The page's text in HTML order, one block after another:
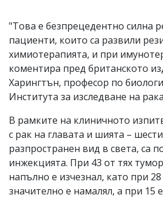
"Това е безпрецедентно силна
пациенти, които са развили
химиотерапията, и при
коментира пред британското
Харингтън, професор по
Института за изследване на
В рамките на клиничното
с рак на главата и шията –
разпространен вид в света, са
инжекцията. При 43 от тях
напълно е изчезнал, като при
значително е намалял, а при 15